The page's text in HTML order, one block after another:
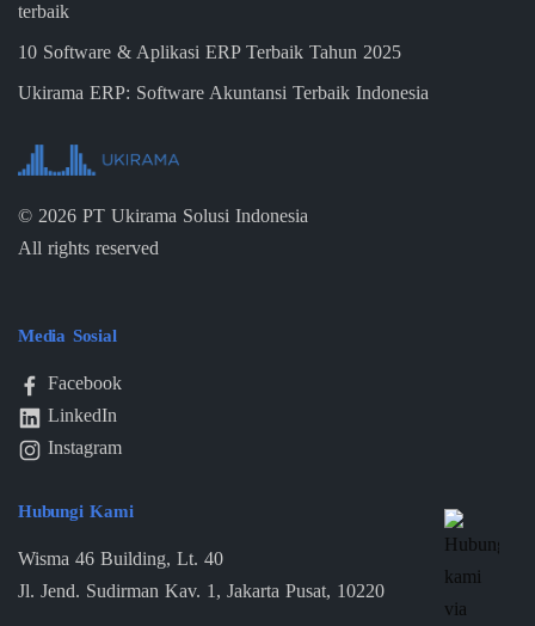
terbaik
10 Software & Aplikasi ERP Terbaik Tahun 2025
Ukirama ERP: Software Akuntansi Terbaik Indonesia
© 2026 PT Ukirama Solusi Indonesia
All rights reserved
Media Sosial
Facebook
LinkedIn
Instagram
Hubungi Kami
Wisma 46 Building, Lt. 40
Jl. Jend. Sudirman Kav. 1, Jakarta Pusat, 10220